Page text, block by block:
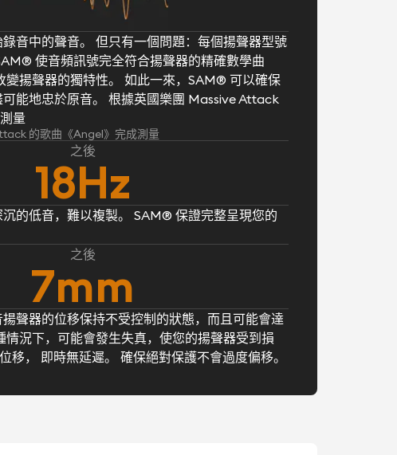
音中的聲音。 但只有一個問題：每個揚聲器型號
使音頻訊號完全符合揚聲器的精確數學曲
變揚聲器的獨特性。 如此一來，SAM® 可以確保
能地忠於原音。 根據英國樂團 Massive Attack
量
的歌曲《Angel》完成測量
之後
18Hz
的低音，難以複製。 SAM® 保證完整呈現您的
之後
7mm
聲器的位移保持不受控制的狀態，而且可能會達
情況下，可能會發生失真，使您的揚聲器受到損
移， 即時無延遲。 確保絕對保護不會過度偏移。